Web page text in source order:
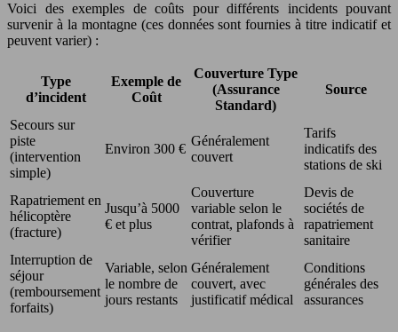
Voici des exemples de coûts pour différents incidents pouvant
survenir à la montagne (ces données sont fournies à titre indicatif et
peuvent varier) :
Type
d’incident
Exemple de
Coût
Couverture Type
(Assurance
Standard)
Source
Secours sur
piste
(intervention
simple)
Environ 300 €
Généralement
couvert
Tarifs
indicatifs des
stations de ski
Rapatriement en
hélicoptère
(fracture)
Jusqu’à 5000
€ et plus
Couverture
variable selon le
contrat, plafonds à
vérifier
Devis de
sociétés de
rapatriement
sanitaire
Interruption de
séjour
(remboursement
forfaits)
Variable, selon
le nombre de
jours restants
Généralement
couvert, avec
justificatif médical
Conditions
générales des
assurances